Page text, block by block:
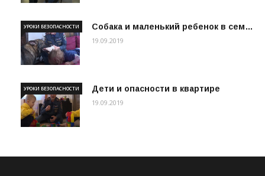
Собака и маленький ребенок в сем…
УРОКИ БЕЗОПАСНОСТИ
19.09.2019
Дети и опасности в квартире
УРОКИ БЕЗОПАСНОСТИ
19.09.2019